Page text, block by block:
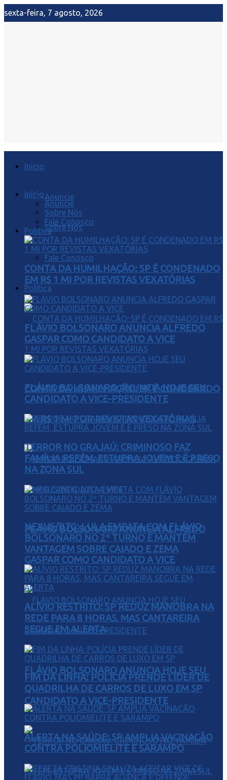
sexta-feira, 7 agosto, 2026
Início
Anuncie
Sobre Nós
Fale Conosco
Política
CONTA DA HUMILHAÇÃO: SP É CONDENADO
EM R$ 1 MI POR REVISTAS VEXATÓRIAS
FLÁVIO BOLSONARO ANUNCIA ALFREDO
GASPAR COMO CANDIDATO A VICE
FLÁVIO BOLSONARO ANUNCIA HOJE SEU
CANDIDATO A VICE-PRESIDENTE
Início
Anuncie
Sobre Nós
Fale Conosco
Política
CONTA DA HUMILHAÇÃO: SP É CONDENADO
EM R$ 1 MI POR REVISTAS VEXATÓRIAS
FLÁVIO BOLSONARO ANUNCIA ALFREDO
GASPAR COMO CANDIDATO A VICE
FLÁVIO BOLSONARO ANUNCIA HOJE SEU
CANDIDATO A VICE-PRESIDENTE
TERROR NO GRAJAÚ: CRIMINOSO FAZ
FAMÍLIA REFÉM, ESTUPRA JOVEM E É PRESO
NA ZONA SUL
NEXUS/BTG: LULA EMPATA COM FLÁVIO
BOLSONARO NO 2º TURNO E MANTÉM
VANTAGEM SOBRE CAIADO E ZEMA
ALÍVIO RESTRITO: SP REDUZ MANOBRA NA
REDE PARA 8 HORAS, MAS CANTAREIRA
SEGUE EM ALERTA
FIM DA LINHA: POLÍCIA PRENDE LÍDER DE
QUADRILHA DE CARROS DE LUXO EM SP
ALERTA NA SAÚDE: SP AMPLIA VACINAÇÃO
CONTRA POLIOMIELITE E SARAMPO